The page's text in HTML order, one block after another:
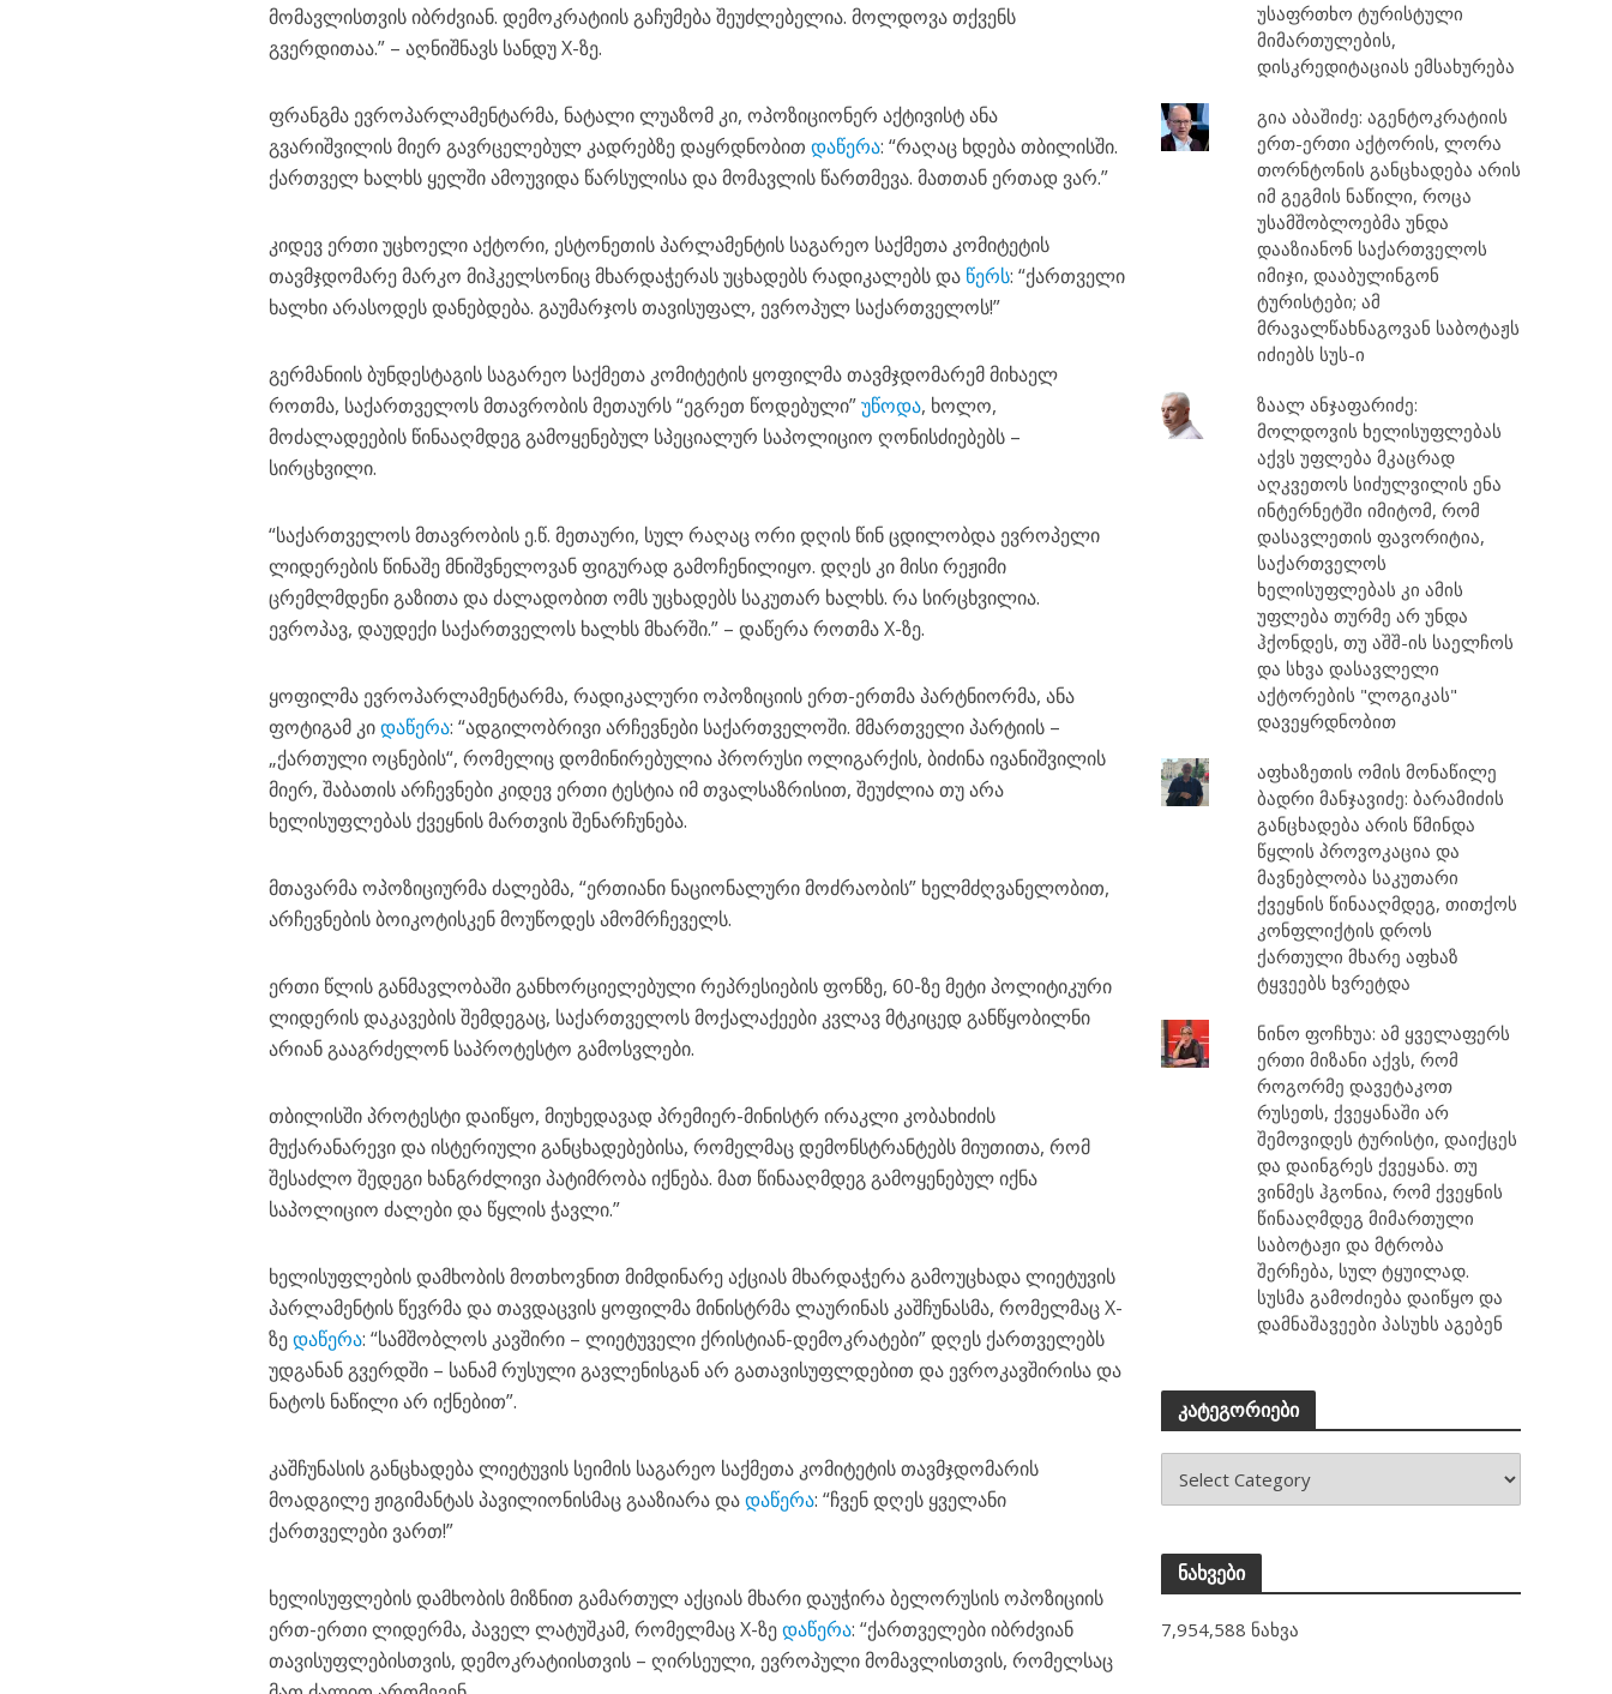
მომავლისთვის იბრძვიან. დემოკრატიის გაჩუმება შეუძლებელია. მოლდოვა თქვენს
გვერდითაა.” – აღნიშნავს სანდუ X-ზე.
ფრანგმა ევროპარლამენტარმა, ნატალი ლუაზომ კი, ოპოზიციონერ აქტივისტ ანა
გვარიშვილის მიერ გავრცელებულ კადრებზე დაყრდნობითდაწერა: “რაღაც ხდება თბილისში.
ქართველ ხალხს ყელში ამოუვიდა წარსულისა და მომავლის წართმევა. მათთან ერთად ვარ.”
კიდევ ერთი უცხოელი აქტორი, ესტონეთის პარლამენტის საგარეო საქმეთა კომიტეტის
თავმჯდომარე მარკო მიჰკელსონიც მხარდაჭერას უცხადებს რადიკალებს და წერს: “ქართველი
ხალხი არასოდეს დანებდება. გაუმარჯოს თავისუფალ, ევროპულ საქართველოს!”
გერმანიის ბუნდესტაგის საგარეო საქმეთა კომიტეტის ყოფილმა თავმჯდომარემ მიხაელ
როთმა, საქართველოს მთავრობის მეთაურს “ეგრეთ წოდებული”უწოდა, ხოლო,
მოძალადეების წინააღმდეგ გამოყენებულ სპეციალურ საპოლიციო ღონისძიებებს –
სირცხვილი.
“საქართველოს მთავრობის ე.წ. მეთაური, სულ რაღაც ორი დღის წინ ცდილობდა ევროპელი
ლიდერების წინაშე მნიშვნელოვან ფიგურად გამოჩენილიყო. დღეს კი მისი რეჟიმი
ცრემლმდენი გაზითა და ძალადობით ომს უცხადებს საკუთარ ხალხს. რა სირცხვილია.
ევროპავ, დაუდექი საქართველოს ხალხს მხარში.” – დაწერა როთმა X-ზე.
ყოფილმა ევროპარლამენტარმა, რადიკალური ოპოზიციის ერთ-ერთმა პარტნიორმა, ანა
ფოტიგამ კიდაწერა: “ადგილობრივი არჩევნები საქართველოში. მმართველი პარტიის –
„ქართული ოცნების“, რომელიც დომინირებულია პრორუსი ოლიგარქის, ბიძინა ივანიშვილის
მიერ, შაბათის არჩევნები კიდევ ერთი ტესტია იმ თვალსაზრისით, შეუძლია თუ არა
ხელისუფლებას ქვეყნის მართვის შენარჩუნება.
მთავარმა ოპოზიციურმა ძალებმა, “ერთიანი ნაციონალური მოძრაობის” ხელმძღვანელობით,
არჩევნების ბოიკოტისკენ მოუწოდეს ამომრჩეველს.
ერთი წლის განმავლობაში განხორციელებული რეპრესიების ფონზე, 60-ზე მეტი პოლიტიკური
ლიდერის დაკავების შემდეგაც, საქართველოს მოქალაქეები კვლავ მტკიცედ განწყობილნი
არიან გააგრძელონ საპროტესტო გამოსვლები.
თბილისში პროტესტი დაიწყო, მიუხედავად პრემიერ-მინისტრ ირაკლი კობახიძის
მუქარანარევი და ისტერიული განცხადებებისა, რომელმაც დემონსტრანტებს მიუთითა, რომ
შესაძლო შედეგი ხანგრძლივი პატიმრობა იქნება. მათ წინააღმდეგ გამოყენებულ იქნა
საპოლიციო ძალები და წყლის ჭავლი.”
ხელისუფლების დამხობის მოთხოვნით მიმდინარე აქციას მხარდაჭერა გამოუცხადა ლიეტუვის
პარლამენტის წევრმა და თავდაცვის ყოფილმა მინისტრმა ლაურინას კაშჩუნასმა, რომელმაც X-
ზედაწერა: “სამშობლოს კავშირი – ლიეტუველი ქრისტიან-დემოკრატები” დღეს ქართველებს
უდგანან გვერდში – სანამ რუსული გავლენისგან არ გათავისუფლდებით და ევროკავშირისა და
ნატოს ნაწილი არ იქნებით”.
კაშჩუნასის განცხადება ლიეტუვის სეიმის საგარეო საქმეთა კომიტეტის თავმჯდომარის
მოადგილე ჟიგიმანტას პავილიონისმაც გააზიარა დადაწერა: “ჩვენ დღეს ყველანი
ქართველები ვართ!”
ხელისუფლების დამხობის მიზნით გამართულ აქციას მხარი დაუჭირა ბელორუსის ოპოზიციის
ერთ-ერთი ლიდერმა, პაველ ლატუშკამ, რომელმაც X-ზედაწერა: “ქართველები იბრძვიან
თავისუფლებისთვის, დემოკრატიისთვის – ღირსეული, ევროპული მომავლისთვის, რომელსაც
უსაფრთხო ტურისტული
მიმართულების,
დისკრედიტაციას ემსახურება
გია აბაშიძე: აგენტოკრატიის
ერთ-ერთი აქტორის, ლორა
თორნტონის განცხადება არის
იმ გეგმის ნაწილი, როცა
უსამშობლოებმა უნდა
დააზიანონ საქართველოს
იმიჯი, დააბულინგონ
ტურისტები; ამ
მრავალწახნაგოვან საბოტაჟს
იძიებს სუს-ი
ზაალ ანჯაფარიძე:
მოლდოვის ხელისუფლებას
აქვს უფლება მკაცრად
აღკვეთოს სიძულვილის ენა
ინტერნეტში იმიტომ, რომ
დასავლეთის ფავორიტია,
საქართველოს
ხელისუფლებას კი ამის
უფლება თურმე არ უნდა
ჰქონდეს, თუ აშშ-ის საელჩოს
და სხვა დასავლელი
აქტორების "ლოგიკას"
დავეყრდნობით
აფხაზეთის ომის მონაწილე
ბადრი მანჯავიძე: ბარამიძის
განცხადება არის წმინდა
წყლის პროვოკაცია და
მავნებლობა საკუთარი
ქვეყნის წინააღმდეგ, თითქოს
კონფლიქტის დროს
ქართული მხარე აფხაზ
ტყვეებს ხვრეტდა
ნინო ფოჩხუა: ამ ყველაფერს
ერთი მიზანი აქვს, რომ
როგორმე დავეტაკოთ
რუსეთს, ქვეყანაში არ
შემოვიდეს ტურისტი, დაიქცეს
და დაინგრეს ქვეყანა. თუ
ვინმეს ჰგონია, რომ ქვეყნის
წინააღმდეგ მიმართული
საბოტაჟი და მტრობა
შერჩება, სულ ტყუილად.
სუსმა გამოძიება დაიწყო და
დამნაშავეები პასუხს აგებენ
კატეგორიები
ნახვები
7,954,588 ნახვა